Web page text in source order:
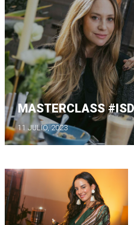
MASTERCLASS
11 JULIO, 2023